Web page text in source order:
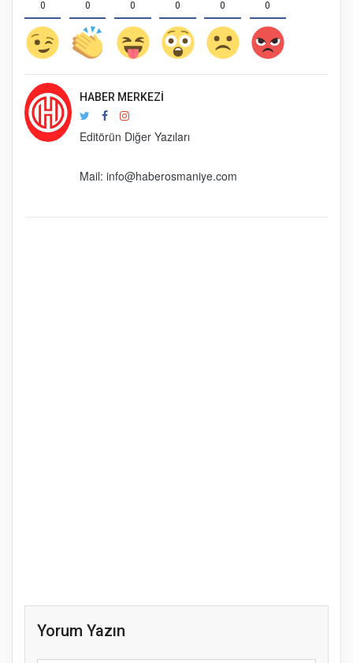
0 0 0 0 0 0
HABER MERKEZI
Editörün Diğer Yazıları
Mail: info@haberosmaniye.com
Yorum Yazın